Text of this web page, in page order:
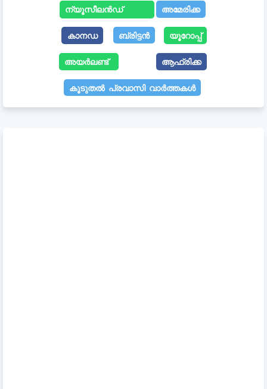
ന്യൂസീലൻഡ് അമേരിക്ക
കാനഡ ബ്രിട്ടൻ യൂറോപ്പ്
അയർലണ്ട് ആഫ്രിക്ക
കൂടുതൽ പ്രവാസി വാർത്തകൾ